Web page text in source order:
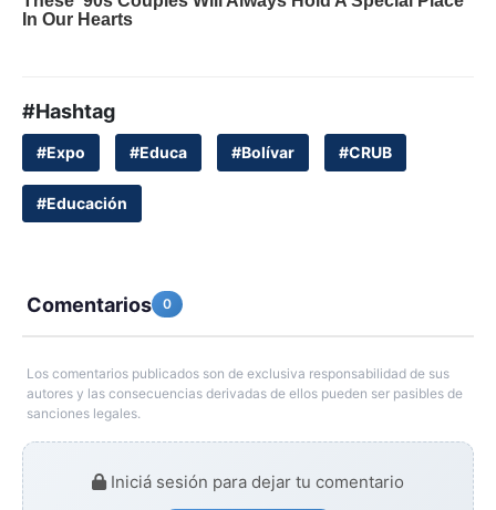
#Hashtag
#Expo #Educa #Bolívar #CRUB
#Educación
Comentarios 0
Los comentarios publicados son de exclusiva responsabilidad de sus
autores y las consecuencias derivadas de ellos pueden ser pasibles de
sanciones legales.
Iniciá sesión para dejar tu comentario